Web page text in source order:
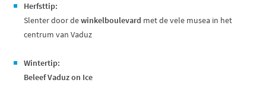
Herfsttip:
Slenter door dewinkelboulevard met de vele musea in het
centrum van Vaduz
Wintertip:
Beleef Vaduz on Ice